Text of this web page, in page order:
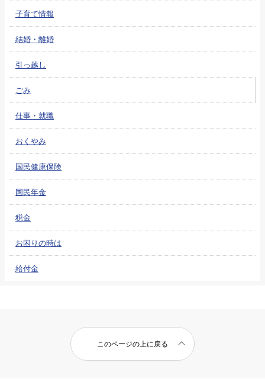
子育て情報
結婚・離婚
引っ越し
ごみ
仕事・就職
おくやみ
国民健康保険
国民年金
税金
お困りの時は
給付金
このページの上に戻る